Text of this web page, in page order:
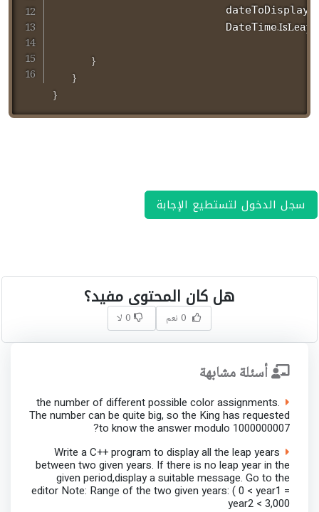
                           dateToDisplay
                           DateTime
.
}
}
}
سجل الدخول لتستطيع الإجابة
هل كان المحتوى مفيد؟
0 نعم 0 لا
أسئلة مشابهة
the number of different possible color assignments.
The number can be quite big, so the King has requested
to know the answer modulo 1000000007?
Write a C++ program to display all the leap years
between two given years. If there is no leap year in the
given period,display a suitable message. Go to the
editor Note: Range of the two given years: ( 0 < year1 =
year2 < 3,000